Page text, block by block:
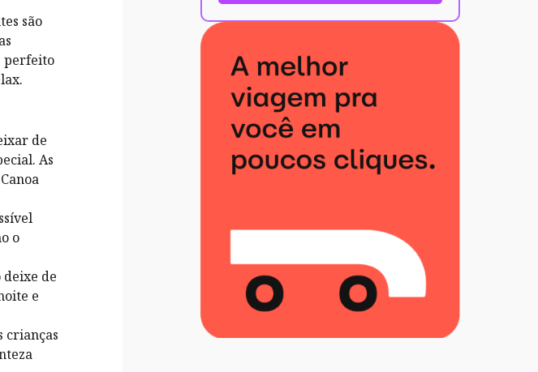
são
perfeito
de
As
o
deixe de
e
crianças